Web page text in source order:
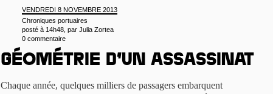
VENDREDI 8 NOVEMBRE 2013
Chroniques portuaires
posté à 14h48, par Julia Zortea
0 commentaire
Géométrie d’un assassinat
Chaque année, quelques milliers de passagers embarquent